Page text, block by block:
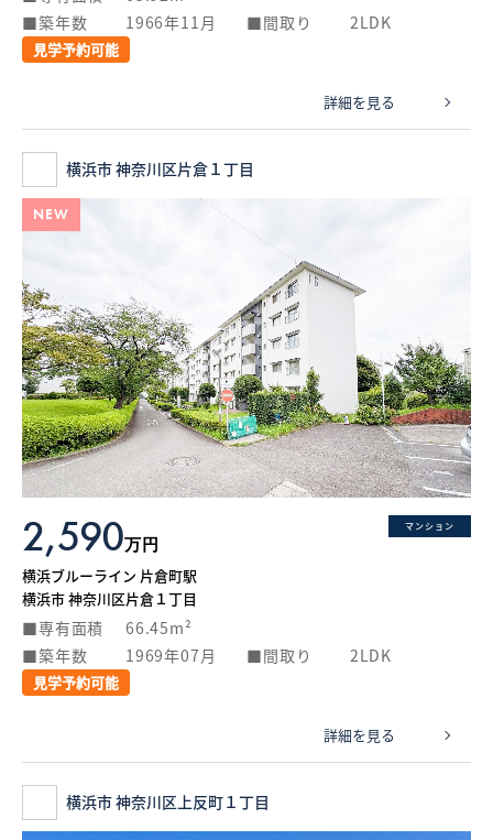
築年数
1966年11月 間取り 2LDK
見学予約可能
詳細を見る
横浜市 神奈川区片倉１丁目
NEW
マンション
2,590万円
横浜ブルーライン 片倉町駅
横浜市 神奈川区片倉１丁目
専有面積
66.45m²
築年数
1969年07月 間取り 2LDK
見学予約可能
詳細を見る
横浜市 神奈川区上反町１丁目